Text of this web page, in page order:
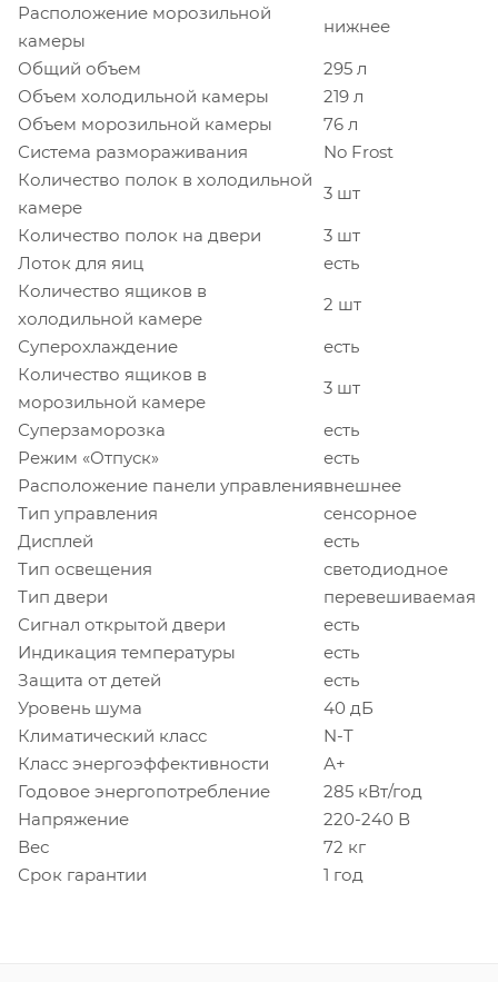
Расположение морозильной
камеры
нижнее
Общий объем
295 л
Объем холодильной камеры
219 л
Объем морозильной камеры
76 л
Система размораживания
No Frost
Количество полок в холодильной
камере
3 шт
Количество полок на двери
3 шт
Лоток для яиц
есть
Количество ящиков в
холодильной камере
2 шт
Суперохлаждение
есть
Количество ящиков в
морозильной камере
3 шт
Суперзаморозка
есть
Режим «Отпуск»
есть
Расположение панели управлениявнешнее
Тип управления
сенсорное
Дисплей
есть
Тип освещения
светодиодное
Тип двери
перевешиваемая
Сигнал открытой двери
есть
Индикация температуры
есть
Защита от детей
есть
Уровень шума
40 дБ
Климатический класс
N-T
Класс энергоэффективности
А+
Годовое энергопотребление
285 кВт/год
Напряжение
220-240 В
Вес
72 кг
Срок гарантии
1 год